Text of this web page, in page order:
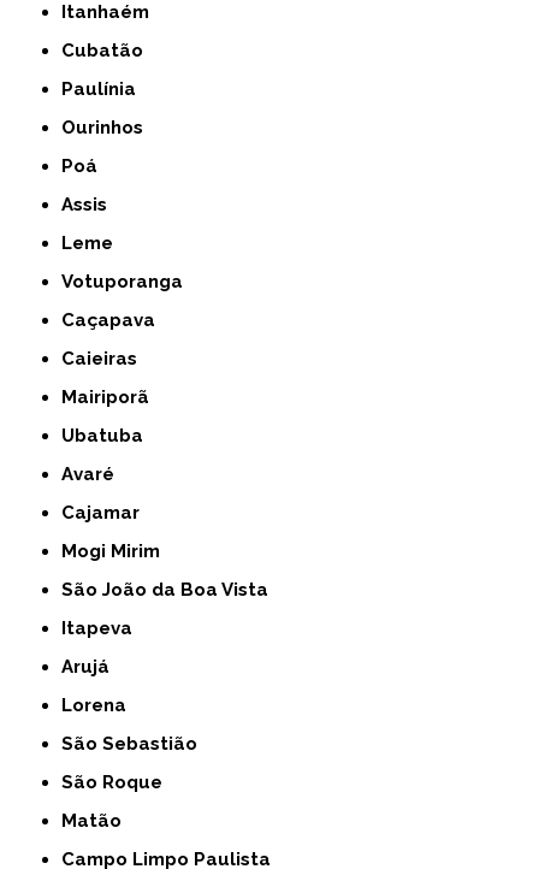
Itanhaém
Cubatão
Paulínia
Ourinhos
Poá
Assis
Leme
Votuporanga
Caçapava
Caieiras
Mairiporã
Ubatuba
Avaré
Cajamar
Mogi Mirim
São João da Boa Vista
Itapeva
Arujá
Lorena
São Sebastião
São Roque
Matão
Campo Limpo Paulista